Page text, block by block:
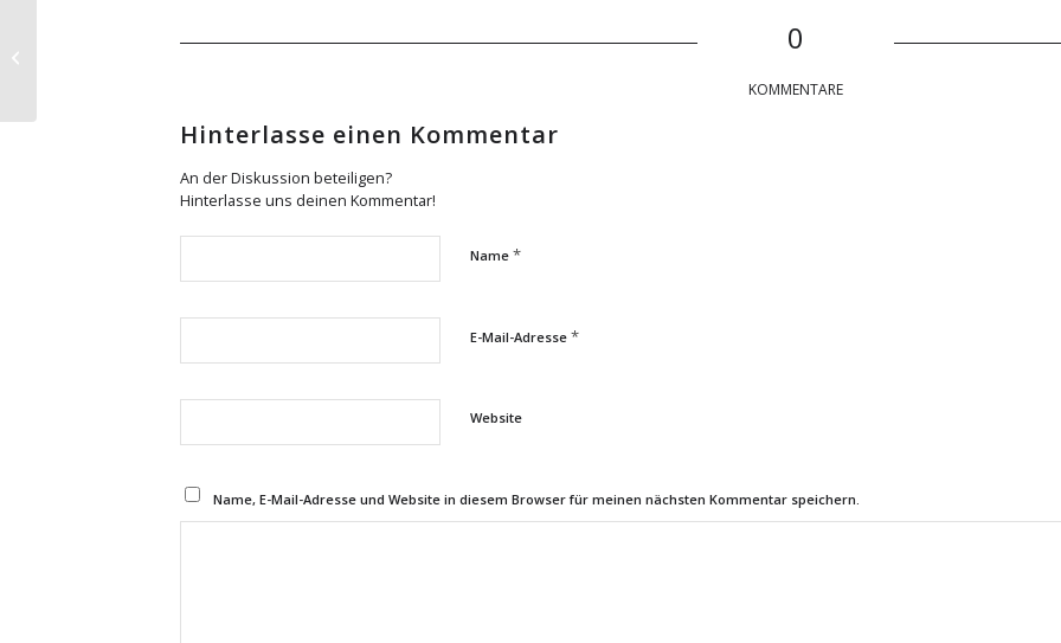
0
KOMMENTARE
Hinterlasse einen Kommentar
An der Diskussion beteiligen?
Hinterlasse uns deinen Kommentar!
Name *
E-Mail-Adresse *
Website
Name, E-Mail-Adresse und Website in diesem Browser für meinen nächsten Kommentar speichern.